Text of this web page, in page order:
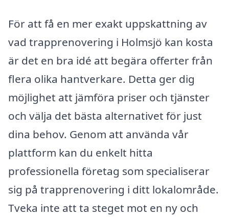
För att få en mer exakt uppskattning av
vad trapprenovering i Holmsjö kan kosta
är det en bra idé att begära offerter från
flera olika hantverkare. Detta ger dig
möjlighet att jämföra priser och tjänster
och välja det bästa alternativet för just
dina behov. Genom att använda vår
plattform kan du enkelt hitta
professionella företag som specialiserar
sig på trapprenovering i ditt lokalområde.
Tveka inte att ta steget mot en ny och